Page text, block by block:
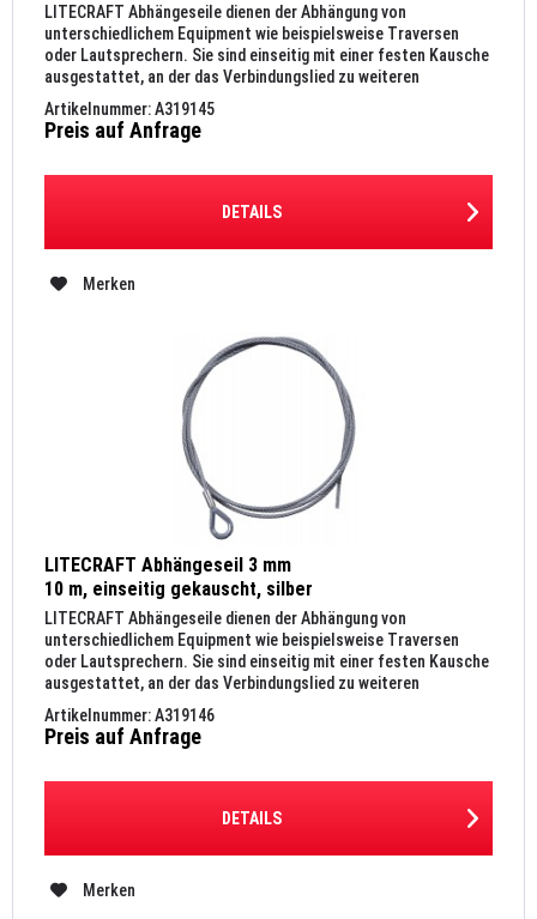
LITECRAFT Abhängeseile dienen der Abhängung von
unterschiedlichem Equipment wie beispielsweise Traversen
oder Lautsprechern. Sie sind einseitig mit einer festen Kausche
ausgestattet, an der das Verbindungslied zu weiteren
Montage...
Artikelnummer: A319145
Preis auf Anfrage
DETAILS
Merken
LITECRAFT Abhängeseil 3 mm
10 m, einseitig gekauscht, silber
LITECRAFT Abhängeseile dienen der Abhängung von
unterschiedlichem Equipment wie beispielsweise Traversen
oder Lautsprechern. Sie sind einseitig mit einer festen Kausche
ausgestattet, an der das Verbindungslied zu weiteren
Montage...
Artikelnummer: A319146
Preis auf Anfrage
DETAILS
Merken